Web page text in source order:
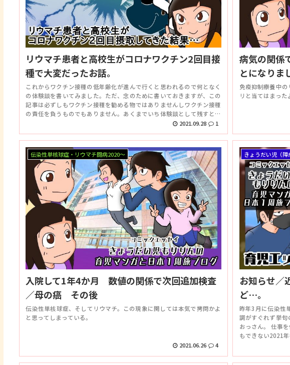
リウマチ患者と高校生がコロナワクチン2回目接
種で大変だったお話。
これからワクチン接種の低年齢化が進んで行くと思われるので何となく
の体験談を書いてみました。ただ、念のために書いておきますが、この
記事は必ずしもワクチン接種を勧める物ではありませんしワクチン接種
の責任を負うものでもありません。あくまでいち体験談として残すとと
もに僕個人の忘備録でもありますので、最終決定は個人でおこなって下
に置いておく程度の間隔で読んで頂けると幸いです。
2021.09.28 1
病気の関係
とになりま
免疫抑制療養中
リと当てはまった
伝染性単核球症・リウマチ闘病2020～
入院して1年4か月 数値の関係で次回追加検査
／母の癌 その後
伝染性単核球症、そしてリウマチ。この現象に関しては本気で拷問かよ
と思ってしまっている。
2021.06.26 4
きょうだい児（
お知らせ／
ど…。
昨年3月に伝染性
調がすぐれず挙
おっさん。 仕事
もできない2021
たような気がし